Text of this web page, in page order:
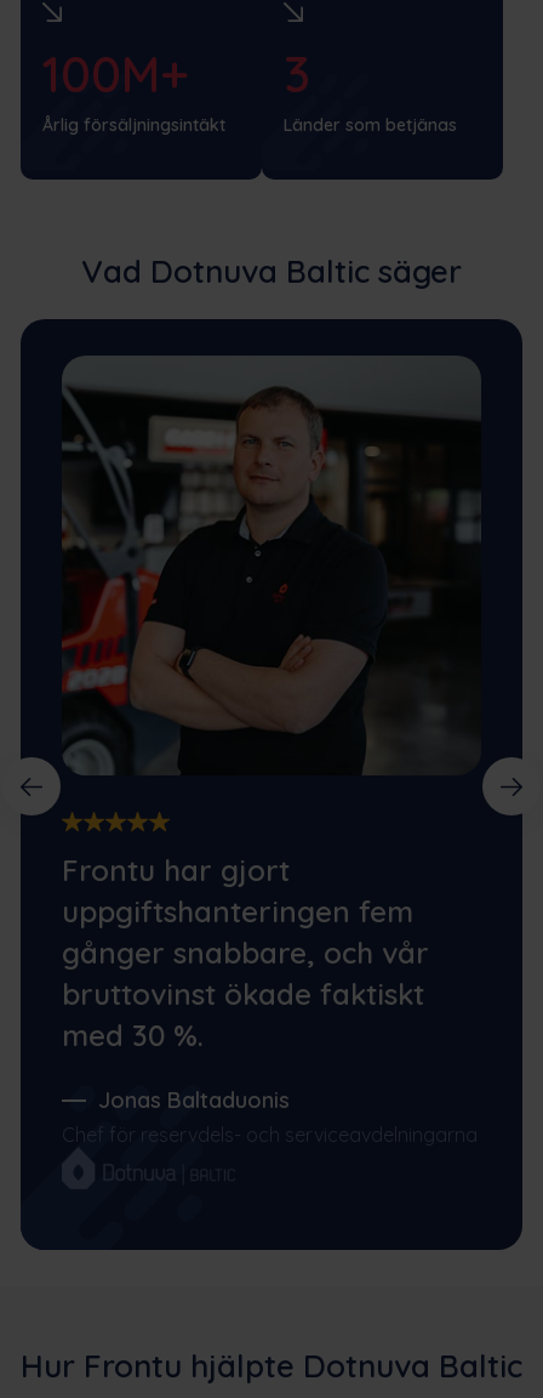
100M+
Årlig försäljningsintäkt
3
Länder som betjänas
Vad Dotnuva Baltic säger
Frontu har gjort
uppgiftshanteringen fem
gånger snabbare, och vår
bruttovinst ökade faktiskt
med 30 %.
Jonas Baltaduonis
Chef för reservdels- och serviceavdelningarna
Hur Frontu hjälpte Dotnuva Baltic